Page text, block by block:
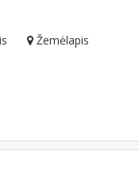
Žemėlapis